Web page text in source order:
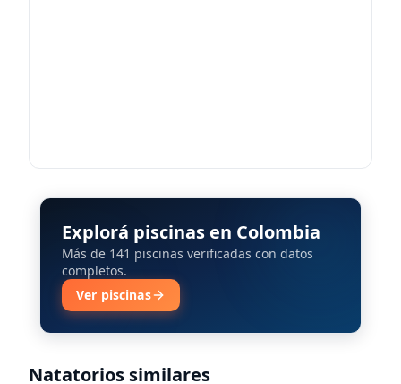
Explorá piscinas en Colombia
Más de 141 piscinas verificadas con datos
completos.
Ver piscinas
Natatorios similares